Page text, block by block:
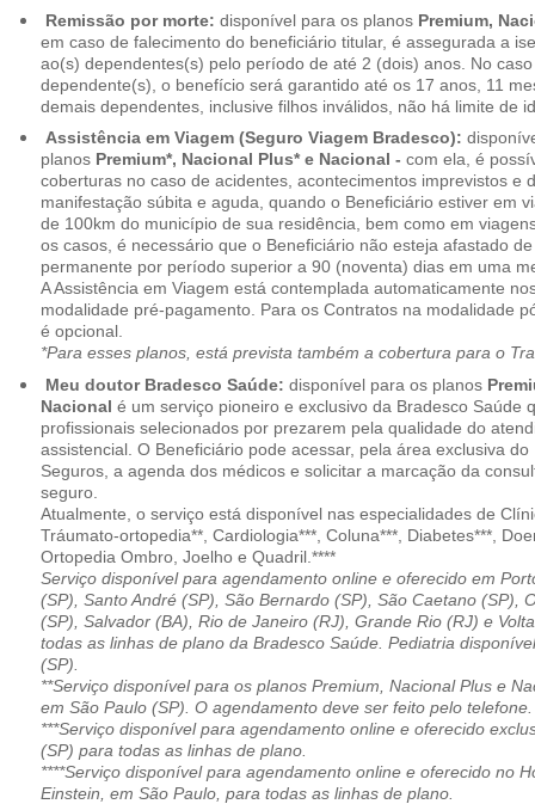
Remissão por morte: disponível para os planos Premium,
em caso de falecimento do beneficiário titular, é assegurada a
ao(s) dependentes(s) pelo período de até 2 (dois) anos. No
dependente(s), o benefício será garantido até os 17 anos, 11
demais dependentes, inclusive filhos inválidos, não há limite de
Assistência em Viagem (Seguro Viagem Bradesco):
planos Premium*, Nacional Plus* e Nacional - com ela, é
coberturas no caso de acidentes, acontecimentos imprevistos e
manifestação súbita e aguda, quando o Beneficiário estiver em
de 100km do município de sua residência, bem como em
os casos, é necessário que o Beneficiário não esteja afastado
permanente por período superior a 90 (noventa) dias em uma
A Assistência em Viagem está contemplada automaticamente
modalidade pré-pagamento. Para os Contratos na modalidade
é opcional.
*Para esses planos, está prevista também a cobertura para o
Meu doutor Bradesco Saúde: disponível para os planos
Nacional é um serviço pioneiro e exclusivo da Bradesco Saúde
profissionais selecionados por prezarem pela qualidade do
assistencial. O Beneficiário pode acessar, pela área exclusiva
Seguros, a agenda dos médicos e solicitar a marcação da
seguro.
Atualmente, o serviço está disponível nas especialidades de
Tráumato-ortopedia**, Cardiologia***, Coluna***, Diabetes***,
Ortopedia Ombro, Joelho e Quadril.****
Serviço disponível para agendamento online e oferecido em
(SP), Santo André (SP), São Bernardo (SP), São Caetano (SP),
(SP), Salvador (BA), Rio de Janeiro (RJ), Grande Rio (RJ) e
todas as linhas de plano da Bradesco Saúde. Pediatria
(SP).
**Serviço disponível para os planos Premium, Nacional Plus e
em São Paulo (SP). O agendamento deve ser feito pelo telefone.
***Serviço disponível para agendamento online e oferecido
(SP) para todas as linhas de plano.
****Serviço disponível para agendamento online e oferecido no
Einstein, em São Paulo, para todas as linhas de plano.